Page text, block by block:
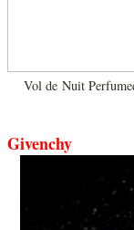
Vol de Nuit
Givenchy